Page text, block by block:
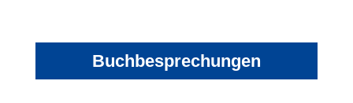
Buchbesprechungen